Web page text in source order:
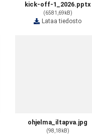
kick-off-1_2026.pptx
(6581,69kB)
Lataa tiedosto
ohjelma_iltapva.jpg
(98,18kB)